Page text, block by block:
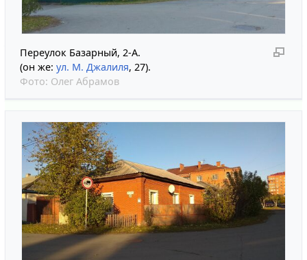
Переулок Базарный, 2-А.
(он же:ул. М. Джалиля, 27).
Фото: Олег Абрамов